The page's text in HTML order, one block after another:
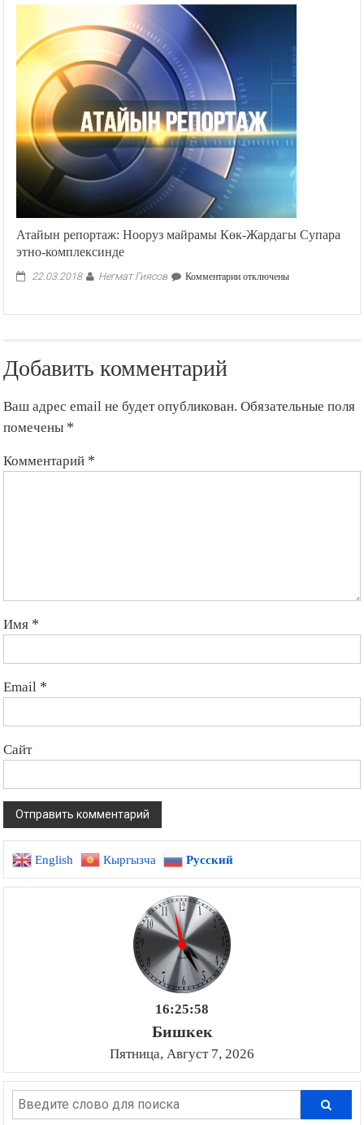
Атайын репортаж: Нооруз майрамы Көк-Жардагы Супара
этно-комплексинде
22.03.2018 Негмат Гиясов Комментариик
этно-
отключены
Добавить комментарий
Ваш адрес email не будет опубликован. Обязательные поля
помечены *
Комментарий *
Имя *
Email *
Сайт
English Кыргызча Русский
16:25:59
Бишкек
Пятница, Август 7, 2026